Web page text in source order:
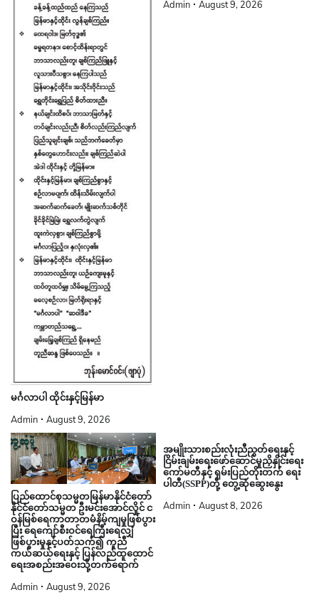
မင်္ဂလာပါ ထိုင်းနှင့်မြန်မာ
Admin August 9, 2026
Admin August 9, 2026
ပြည်ထောင်စုသမ္မတမြန်မာနိုင်ငံတော်
နိုင်ငံတော်သမ္မတ ဦးမင်းအောင်လှိုင် င
ဝန်မြစ်ရေကာတာတမံနိမ့်ကျမှုဖြစ်ပွား
ပြီး ရေကျော်စီးဝင်ရေကြီးရေလျှံ
ဖြစ်ပွားမှုနှင့်ပတ်သက်၍ ကူညီ
ကယ်ဆယ်ရေးနှင့် ပြန်လည်ထူထောင်
ရေးအစည်းအဝေးသို့တက်ရောက်
Admin August 9, 2026
အမျိုးသားစည်းလုံးညီညွတ်ရေးနှင့်
ငြိမ်းချမ်းရေးဖော်ဆောင်မှုညှိနှိုင်းရေး
ကော်မတီနှင့် ရှမ်းပြည်တိုးတက် ရေး
ပါတီ(SSPP)တို့ တွေ့ဆုံဆွေးနွေး
Admin August 8, 2026